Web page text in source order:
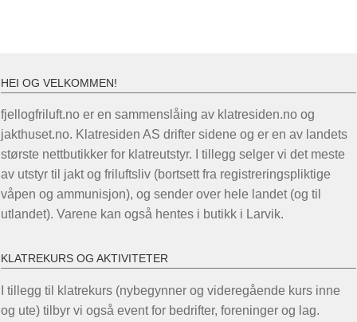
HEI OG VELKOMMEN!
fjellogfriluft.no er en sammenslåing av klatresiden.no og
jakthuset.no. Klatresiden AS drifter sidene og er en av landets
største nettbutikker for klatreutstyr. I tillegg selger vi det meste
av utstyr til jakt og friluftsliv (bortsett fra registreringspliktige
våpen og ammunisjon), og sender over hele landet (og til
utlandet). Varene kan også hentes i butikk i Larvik.
KLATREKURS OG AKTIVITETER
I tillegg til klatrekurs (nybegynner og videregående kurs inne
og ute) tilbyr vi også event for bedrifter, foreninger og lag.